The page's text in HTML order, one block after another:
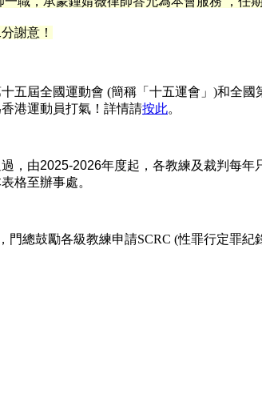
謝意！
五屆全國運動會 (簡稱「十五運會」)和全
港運動員打氣！詳情請按此。
，由2025-2026年度起，各教練及裁判每年
格至辦事處。
門總鼓勵各級教練申請SCRC (性罪行定罪